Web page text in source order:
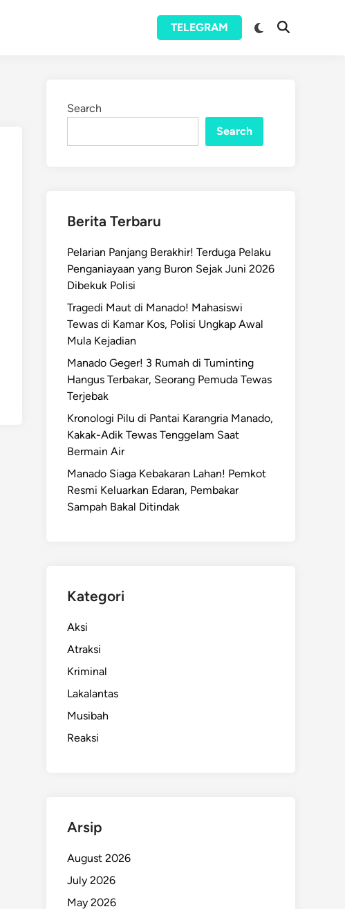
TELEGRAM
Switch
Open
Search
Search
Berita Terbaru
Pelarian Panjang Berakhir! Terduga Pelaku
Penganiayaan yang Buron Sejak Juni 2026
Dibekuk Polisi
Tragedi Maut di Manado! Mahasiswi
Tewas di Kamar Kos, Polisi Ungkap Awal
Mula Kejadian
Manado Geger! 3 Rumah di Tuminting
Hangus Terbakar, Seorang Pemuda Tewas
Terjebak
Kronologi Pilu di Pantai Karangria Manado,
Kakak-Adik Tewas Tenggelam Saat
Bermain Air
Manado Siaga Kebakaran Lahan! Pemkot
Resmi Keluarkan Edaran, Pembakar
Sampah Bakal Ditindak
Kategori
Aksi
Atraksi
Kriminal
Lakalantas
Musibah
Reaksi
Arsip
August 2026
July 2026
May 2026